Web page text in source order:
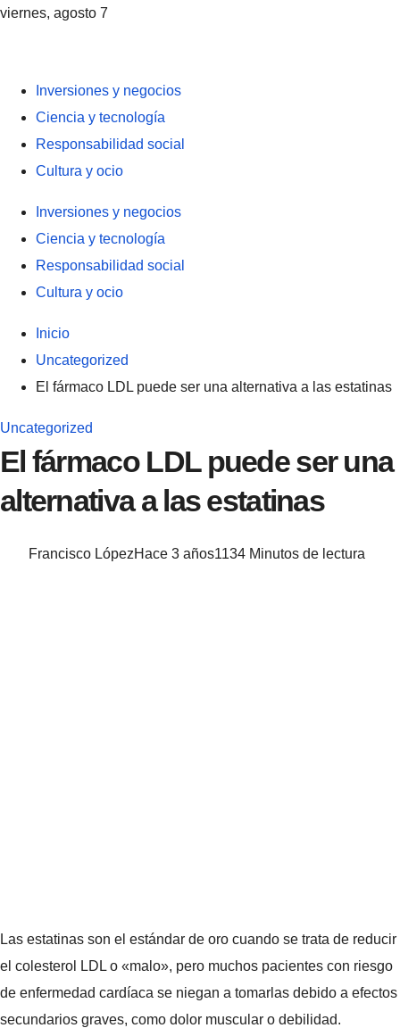
viernes, agosto 7
Inversiones y negocios
Ciencia y tecnología
Responsabilidad social
Cultura y ocio
Inversiones y negocios
Ciencia y tecnología
Responsabilidad social
Cultura y ocio
Inicio
Uncategorized
El fármaco LDL puede ser una alternativa a las estatinas
Uncategorized
El fármaco LDL puede ser una
alternativa a las estatinas
Francisco LópezHace 3 años1134 Minutos de lectura
Las estatinas son el estándar de oro cuando se trata de reducir
el colesterol LDL o «malo», pero muchos pacientes con riesgo
de enfermedad cardíaca se niegan a tomarlas debido a efectos
secundarios graves, como dolor muscular o debilidad.